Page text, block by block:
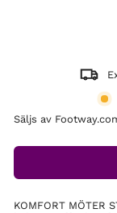
Säljs av
KOMFORT MÖTER